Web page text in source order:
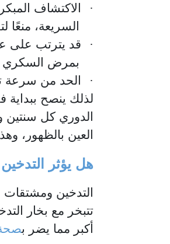
·
الاكتشاف
السريعة، منعًا
·
قد يترتب على
بمرض السكري
·
الحد من سرعة
العين بالظهور،
هل يؤثر
التدخين ومشتقات
تتبخر مع بخار
أكبر مما يضر ب